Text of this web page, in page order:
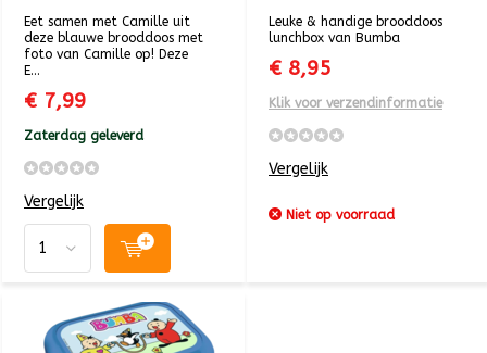
Eet samen met Camille uit
deze blauwe brooddoos met
foto van Camille op! Deze
E...
€ 7,99
Zaterdag geleverd
Vergelijk
Leuke & handige brooddoos
lunchbox van Bumba
€ 8,95
Klik voor verzendinformatie
Vergelijk
Niet op voorraad